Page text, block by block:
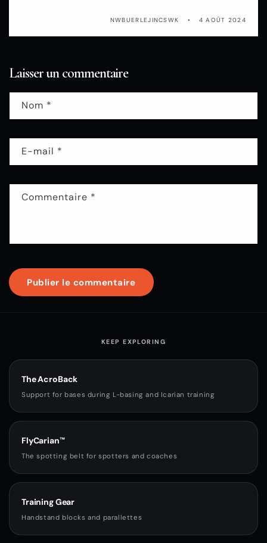
NWBUERLEJINCSWK 4 AOÛT 2024
Laisser un commentaire
Nom *
E-mail *
Commentaire *
KEEP EXPLORING
The AcroBack
Support for bases during L-basing and Icarian training
FlyCarian™
The spotting belt for spotters and coaches
Training Gear
Handstand blocks and parallettes